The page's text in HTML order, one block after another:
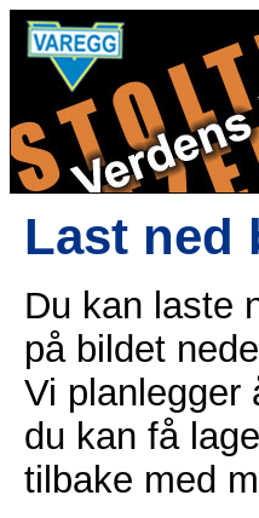
Last ned
Du kan laste
på bildet
Vi planlegger
du kan få
tilbake med